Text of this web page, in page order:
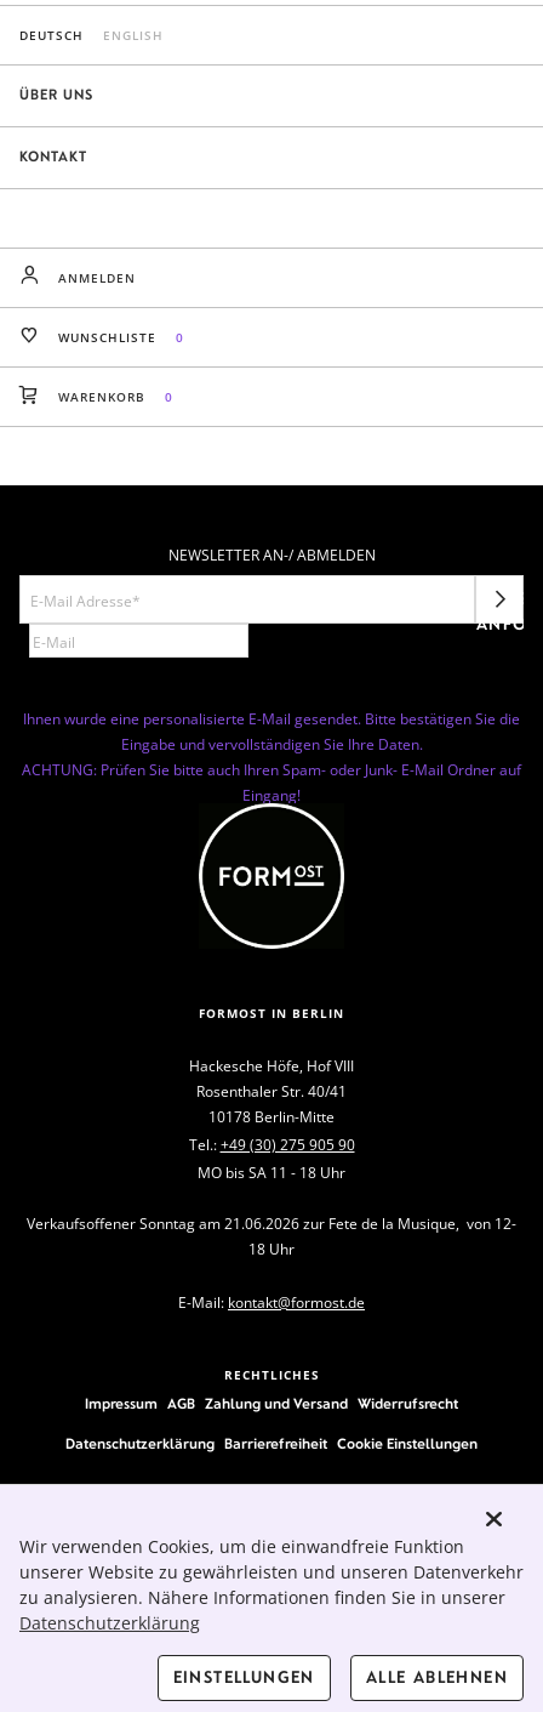
DEUTSCH ENGLISH
ÜBER UNS
KONTAKT
ANMELDEN
WUNSCHLISTE 0
WARENKORB 0
NEWSLETTER AN-/ ABMELDEN
Ihnen wurde eine personalisierte E-Mail gesendet. Bitte bestätigen Sie die
Eingabe und vervollständigen Sie Ihre Daten.
ACHTUNG: Prüfen Sie bitte auch Ihren Spam- oder Junk- E-Mail Ordner auf
Eingang!
FORMOST IN BERLIN
Hackesche Höfe, Hof VIII
Rosenthaler Str. 40/41
10178 Berlin-Mitte
Tel.:+49 (30) 275 905 90
MO bis SA 11 - 18 Uhr
Verkaufsoffener Sonntag am 21.06.2026 zur Fete de la Musique, von 12-
18 Uhr
E-Mail: kontakt@formost.de
RECHTLICHES
Impressum AGB Zahlung und Versand Widerrufsrecht
Datenschutzerklärung Barrierefreiheit Cookie Einstellungen
Wir verwenden Cookies, um die einwandfreie Funktion
unserer Website zu gewährleisten und unseren Datenverkehr
zu analysieren. Nähere Informationen finden Sie in unserer
Datenschutzerklärung
EINSTELLUNGEN ALLE ABLEHNEN